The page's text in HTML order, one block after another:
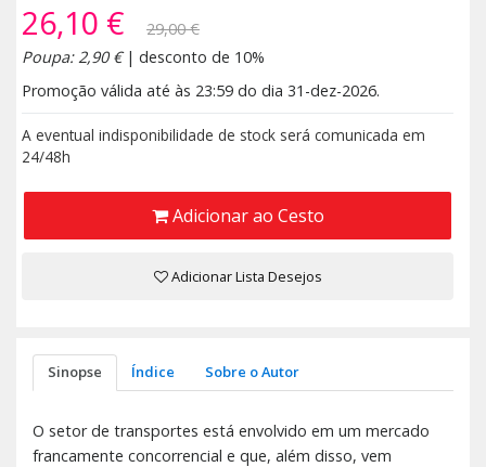
26,10 €
29,00 €
Poupa: 2,90 €| desconto de 10%
Promoção válida até às 23:59 do dia 31-dez-2026.
A eventual indisponibilidade de stock será comunicada em
24/48h
Adicionar ao Cesto
Adicionar Lista Desejos
Sinopse Índice Sobre o Autor
O setor de transportes está envolvido em um mercado
francamente concorrencial e que, além disso, vem